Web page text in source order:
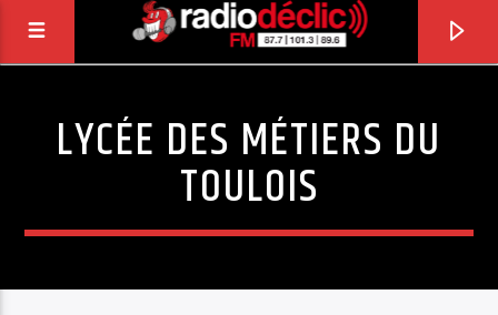
RADIO DÉCLIC
VOTRE RADIO ASSOCIATIVE EN TERRES DE
LORRAINE
LYCÉE DES MÉTIERS DU
TOULOIS